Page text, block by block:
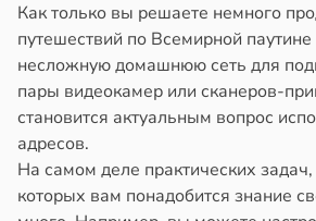
Как только вы решаете немного
путешествий по Всемирной паутине
несложную домашнюю сеть для
пары видеокамер или сканеров-
становится актуальным вопрос
адресов.
На самом деле практических
которых вам понадобится знание